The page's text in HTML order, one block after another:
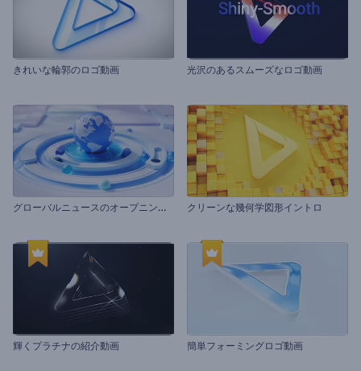
きれいな輪郭のロゴ動画 光沢のあるスムーズなロゴ動画
グ
ローバルニュースのオープニング動画 クリーンな幾何学図形イントロ
輝くプラチナの紹介動画 簡単フォーミングロゴ動画